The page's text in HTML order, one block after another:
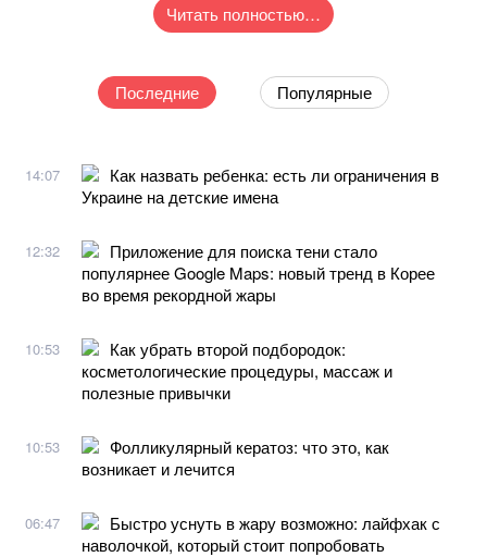
Читать полностью…
Последние Популярные
14:07
Как назвать ребенка: есть ли ограничения в
Украине на детские имена
12:32
Приложение для поиска тени стало
популярнее Google Maps: новый тренд в Корее
во время рекордной жары
10:53
Как убрать второй подбородок:
косметологические процедуры, массаж и
полезные привычки
10:53
Фолликулярный кератоз: что это, как
возникает и лечится
06:47
Быстро уснуть в жару возможно: лайфхак с
наволочкой, который стоит попробовать